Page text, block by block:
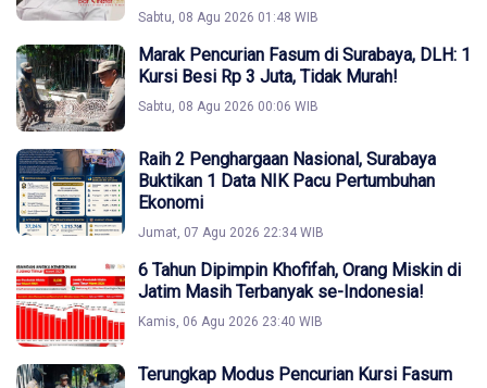
Sabtu, 08 Agu 2026 01:48 WIB
Marak Pencurian Fasum di Surabaya, DLH: 1
Kursi Besi Rp 3 Juta, Tidak Murah!
Sabtu, 08 Agu 2026 00:06 WIB
Raih 2 Penghargaan Nasional, Surabaya
Buktikan 1 Data NIK Pacu Pertumbuhan
Ekonomi
Jumat, 07 Agu 2026 22:34 WIB
6 Tahun Dipimpin Khofifah, Orang Miskin di
Jatim Masih Terbanyak se-Indonesia!
Kamis, 06 Agu 2026 23:40 WIB
Terungkap Modus Pencurian Kursi Fasum